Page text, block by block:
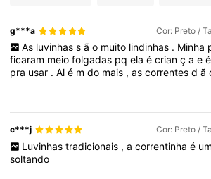
g***a Cor: Preto /
As luvinhas s ã o muito lindinhas . Minha
ficaram meiofolgadas pqelaécriançaeé
pra usar .Alé mdo mais ,ascorrentesdã
c***j Cor: Preto /
Luvinhas tradicionais , a correntinha é um
soltando